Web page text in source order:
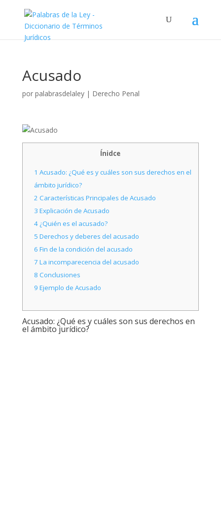
Acusado
por palabrasdelaley| Derecho Penal
Ínidce
1 Acusado: ¿Qué es y cuáles son sus derechos en el
ámbito jurídico?
2 Características Principales de Acusado
3 Explicación de Acusado
4 ¿Quién es el acusado?
5 Derechos y deberes del acusado
6 Fin de la condición del acusado
7 La incomparecencia del acusado
8 Conclusiones
9 Ejemplo de Acusado
Acusado: ¿Qué es y cuáles son sus derechos en
el ámbito jurídico?